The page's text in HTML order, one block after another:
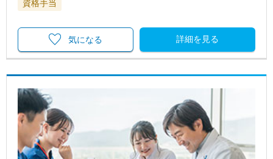
資格手当
詳細を見る
気になる